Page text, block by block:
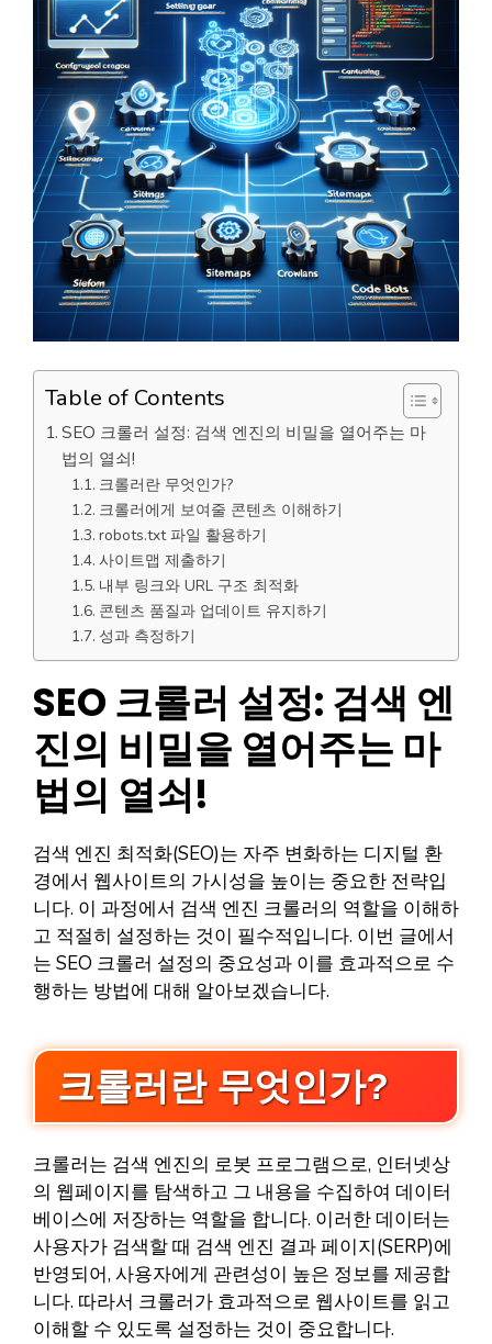
Table of Contents
SEO 크롤러 설정: 검색 엔진의 비밀을 열어주는 마
법의 열쇠!
크롤러란 무엇인가?
크롤러에게 보여줄 콘텐츠 이해하기
robots.txt 파일 활용하기
사이트맵 제출하기
내부 링크와 URL 구조 최적화
콘텐츠 품질과 업데이트 유지하기
성과 측정하기
SEO 크롤러 설정: 검색 엔
진의 비밀을 열어주는 마
법의 열쇠!
검색 엔진 최적화(SEO)는 자주 변화하는 디지털 환
경에서 웹사이트의 가시성을 높이는 중요한 전략입
니다. 이 과정에서 검색 엔진 크롤러의 역할을 이해하
고 적절히 설정하는 것이 필수적입니다. 이번 글에서
는 SEO 크롤러 설정의 중요성과 이를 효과적으로 수
행하는 방법에 대해 알아보겠습니다.
크롤러란 무엇인가?
크롤러는 검색 엔진의 로봇 프로그램으로, 인터넷상
의 웹페이지를 탐색하고 그 내용을 수집하여 데이터
베이스에 저장하는 역할을 합니다. 이러한 데이터는
사용자가 검색할 때 검색 엔진 결과 페이지(SERP)에
반영되어, 사용자에게 관련성이 높은 정보를 제공합
니다. 따라서 크롤러가 효과적으로 웹사이트를 읽고
이해할 수 있도록 설정하는 것이 중요합니다.